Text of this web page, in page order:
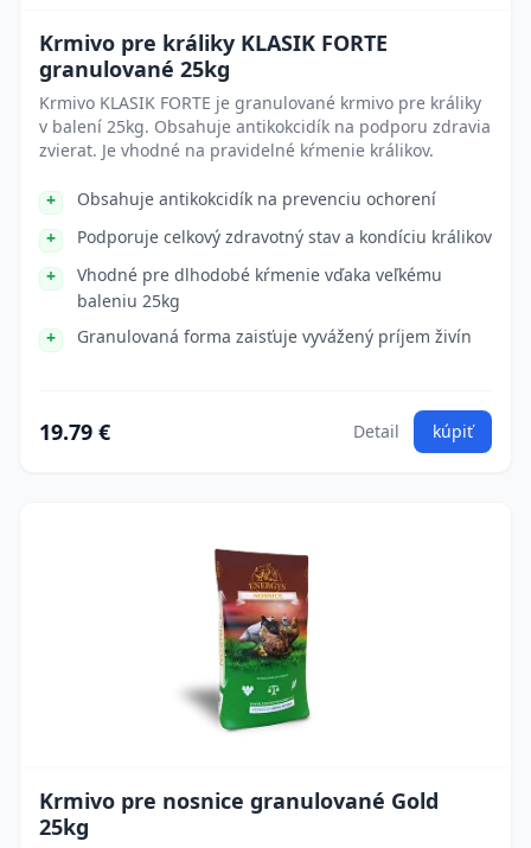
Krmivo pre králiky KLASIK FORTE
granulované 25kg
Krmivo KLASIK FORTE je granulované krmivo pre králiky
v balení 25kg. Obsahuje antikokcidík na podporu zdravia
zvierat. Je vhodné na pravidelné kŕmenie králikov.
Obsahuje antikokcidík na prevenciu ochorení
Podporuje celkový zdravotný stav a kondíciu králikov
Vhodné pre dlhodobé kŕmenie vďaka veľkému
baleniu 25kg
Granulovaná forma zaisťuje vyvážený príjem živín
19.79 € Detail kúpiť
Krmivo pre nosnice granulované Gold
25kg